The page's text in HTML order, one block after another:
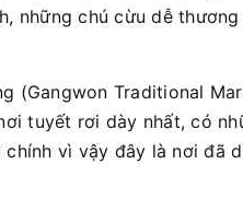
những chú cừu dễ
(Gangwon Traditional
tuyết rơi dày nhất, có
vì vậy đây là nơi đã